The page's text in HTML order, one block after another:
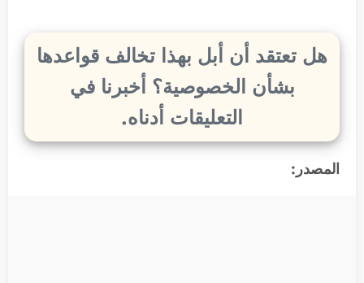
هل تعتقد أن أبل بهذا تخالف قواعدها
بشأن الخصوصية؟ أخبرنا في
التعليقات أدناه.
المصدر: